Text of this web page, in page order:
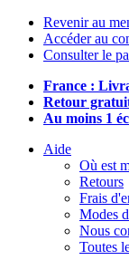
Revenir au
Accéder au
Consulter le
France :
Retour
Au moins 1
Aide
Où est
Retours
Frais
Modes
Nous
Toutes